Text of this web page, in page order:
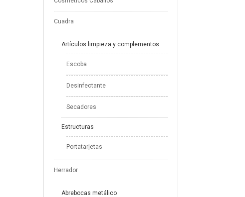
Cuadra
Artículos limpieza y complementos
Escoba
Desinfectante
Secadores
Estructuras
Portatarjetas
Herrador
Abrebocas metálico